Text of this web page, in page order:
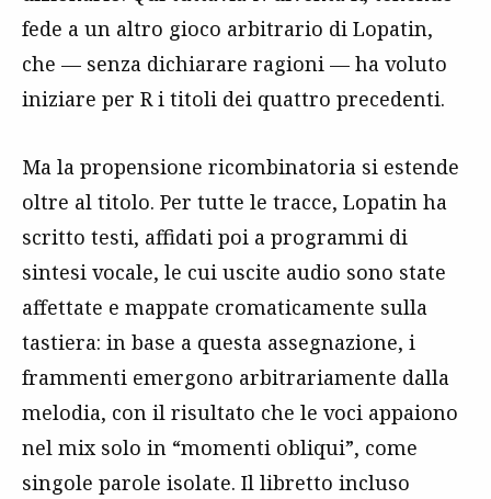
fede a un altro gioco arbitrario di Lopatin,
che — senza dichiarare ragioni — ha voluto
iniziare per R i titoli dei quattro precedenti.
Ma la propensione ricombinatoria si estende
oltre al titolo. Per tutte le tracce, Lopatin ha
scritto testi, affidati poi a programmi di
sintesi vocale, le cui uscite audio sono state
affettate e mappate cromaticamente sulla
tastiera: in base a questa assegnazione, i
frammenti emergono arbitrariamente dalla
melodia, con il risultato che le voci appaiono
nel mix solo in “momenti obliqui”, come
singole parole isolate. Il libretto incluso